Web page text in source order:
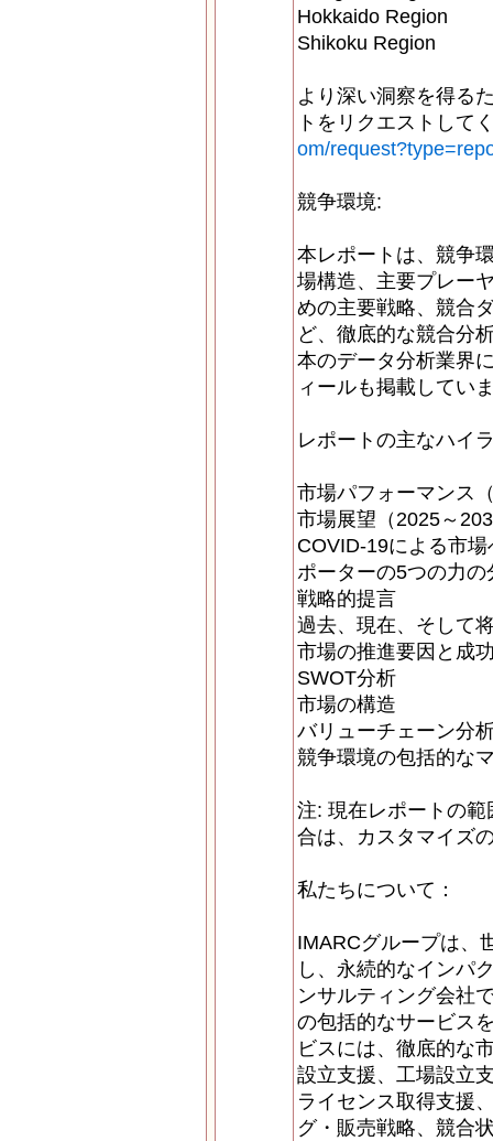
Hokkaido Region
Shikoku Region
より深い洞察を得る
トをリクエストして
om/
競争環境:
本レポートは、競争
場構造、主要プレー
めの主要戦略、競合
ど、徹底的な競合分
本のデータ分析業界
ィールも掲載してい
レポートの主なハイ
市場パフォーマンス
市場展望（2025～
COVID-19による市
ポーターの5つの力の
戦略的提言
過去、現在、そして
市場の推進要因と成
SWOT分析
市場の構造
バリューチェーン分
競争環境の包括的な
注: 現在レポートの
合は、カスタマイズ
私たちについて：
IMARCグループは、
し、永続的なインパ
ンサルティング会社
の包括的なサービス
ビスには、徹底的な
設立支援、工場設立
ライセンス取得支援
グ・販売戦略、競合